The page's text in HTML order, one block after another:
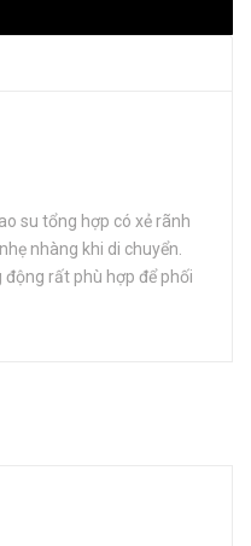
su tổng hợp có xẻ rãnh
nhàng khi di chuyển.
rất phù hợp để phối